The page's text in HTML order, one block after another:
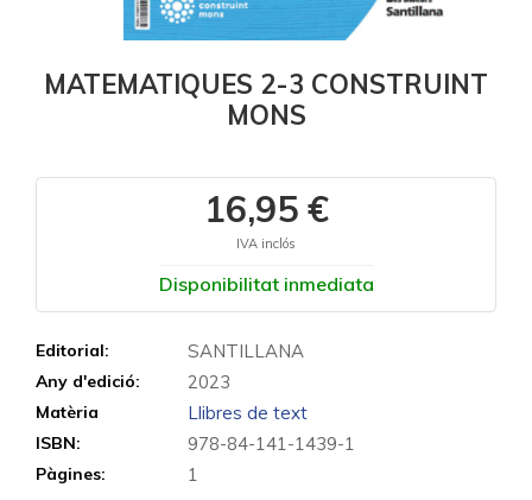
MATEMATIQUES 2-3 CONSTRUINT
MONS
16,95 €
IVA inclós
Disponibilitat inmediata
Editorial: SANTILLANA
Any d'edició: 2023
Matèria Llibres de text
ISBN: 978-84-141-1439-1
Pàgines: 1